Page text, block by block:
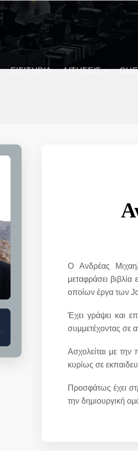
ΕΙΣΙΤΗΡΙΑ ΑΙΤΗΣΕΙΣ
Ο Ανδρέας
μεταφράσει βιβλία
οποίων έργα των
Έχει γράψει και
συμμετέχοντας σε
Ασχολείται με την
κυρίως σε
Προσφάτως έχει
την δημιουργική